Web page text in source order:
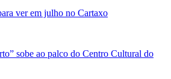
ver em julho no Cartaxo
sobe ao palco do Centro Cultural do